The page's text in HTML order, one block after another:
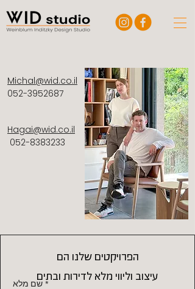
Michal@wid.co.il
052-3952687
Hagai@wid.co.il
052-8383233
שם מלא *
הפרויקטים שלנו הם
עיצוב וליווי מלא לדירות ובתים